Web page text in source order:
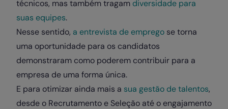
técnicos, mas também tragam diversidade para
suas equipes.
Nesse sentido, a entrevista de emprego se torna
uma oportunidade para os candidatos
demonstraram como poderem contribuir para a
empresa de uma forma única.
E para otimizar ainda mais a sua gestão de talentos,
desde o Recrutamento e Seleção até o engajamento